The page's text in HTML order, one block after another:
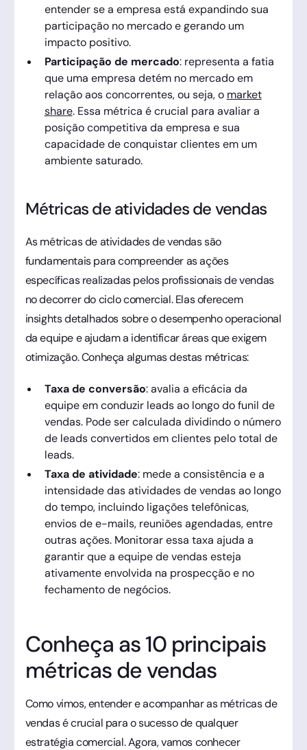
entender se a empresa está expandindo sua
participação no mercado e gerando um
impacto positivo.
Participação de mercado: representa a fatia
que uma empresa detém no mercado em
relação aos concorrentes, ou seja, o market
share. Essa métrica é crucial para avaliar a
posição competitiva da empresa e sua
capacidade de conquistar clientes em um
ambiente saturado.
Métricas de atividades de vendas
As métricas de atividades de vendas são
fundamentais para compreender as ações
específicas realizadas pelos profissionais de vendas
no decorrer do ciclo comercial. Elas oferecem
insights detalhados sobre o desempenho operacional
da equipe e ajudam a identificar áreas que exigem
otimização. Conheça algumas destas métricas:
Taxa de conversão: avalia a eficácia da
equipe em conduzir leads ao longo do funil de
vendas. Pode ser calculada dividindo o número
de leads convertidos em clientes pelo total de
leads.
Taxa de atividade: mede a consistência e a
intensidade das atividades de vendas ao longo
do tempo, incluindo ligações telefônicas,
envios de e-mails, reuniões agendadas, entre
outras ações. Monitorar essa taxa ajuda a
garantir que a equipe de vendas esteja
ativamente envolvida na prospecção e no
fechamento de negócios.
Conheça as 10 principais
métricas de vendas
Como vimos, entender e acompanhar as métricas de
vendas é crucial para o sucesso de qualquer
estratégia comercial. Agora, vamos conhecer